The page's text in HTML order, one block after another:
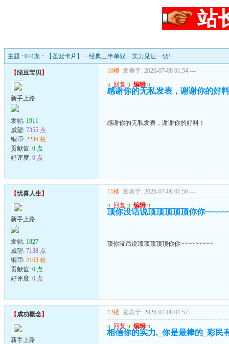
站
主题 : 074期：【圣诞卡片】━经典三半单双━实力见证一切!
【绿豆宝贝】
新手上路
发帖: 1911
威望: 7355 点
铜币: 2236 枚
贡献值: 0 点
好评度: 0 点
10楼 发表于: 2026-07-08 01:54 ---
u 回复 u 编辑 u
感谢你的无私发表，谢谢你的好
感谢你的无私发表，谢谢你的好料！
【忧喜人生】
新手上路
发帖: 1827
威望: 7138 点
铜币: 2163 枚
贡献值: 0 点
好评度: 0 点
11楼 发表于: 2026-07-08 01:56 ---
u 回复 u 编辑 u
顶你没话说顶顶顶顶顶你你
顶你没话说顶顶顶顶顶你你~~~~~~~~~
【成功概念】
新手上路
12楼 发表于: 2026-07-08 01:57 ---
u 回复 u 编辑 u
相信你的实力,_你是最棒的_彩民